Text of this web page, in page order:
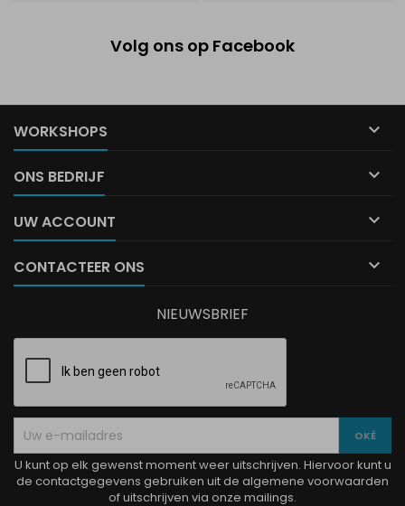
Volg ons op Facebook
WORKSHOPS 
ONS BEDRIJF 
UW ACCOUNT 
CONTACTEER ONS 
NIEUWSBRIEF
U kunt op elk gewenst moment weer uitschrijven. Hiervoor kunt u
de contactgegevens gebruiken uit de algemene voorwaarden
of uitschrijven via onze mailings.